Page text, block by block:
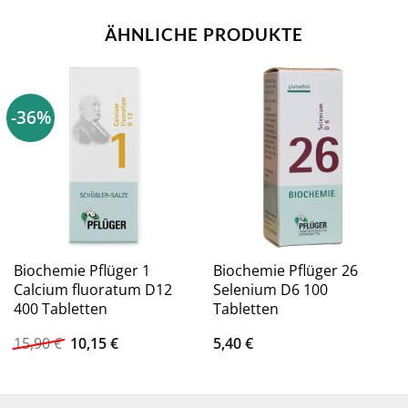
ÄHNLICHE PRODUKTE
-36%
Biochemie Pflüger 1
Calcium fluoratum D12
400 Tabletten
15,90€ Ursprünglicher
Preis
10,15€Aktueller
Biochemie Pflüger 26
Selenium D6 100
Tabletten
5,40€